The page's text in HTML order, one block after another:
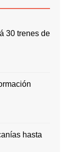
30 trenes de
hasta